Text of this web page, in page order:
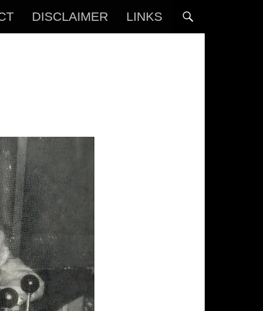
DISCLAIMER LINKS